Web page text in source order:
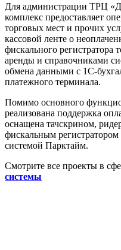
Для администрации ТРЦ
комплекс предоставляет
торговых мест и прочих
кассовой ленте о
фискального регистратора
аренды и справочниками
обмена данными с 1С-
платежного терминала.
Помимо основного
реализована поддержка
оснащена тачскрином,
фискальным
системой Парктайм.
Смотрите все проекты в
системы